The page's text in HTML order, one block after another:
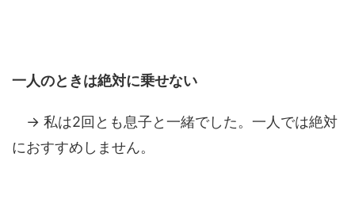
一人のときは絶対に乗せない
→ 私は2回とも息子と一緒でした。一人では絶対
におすすめしません。